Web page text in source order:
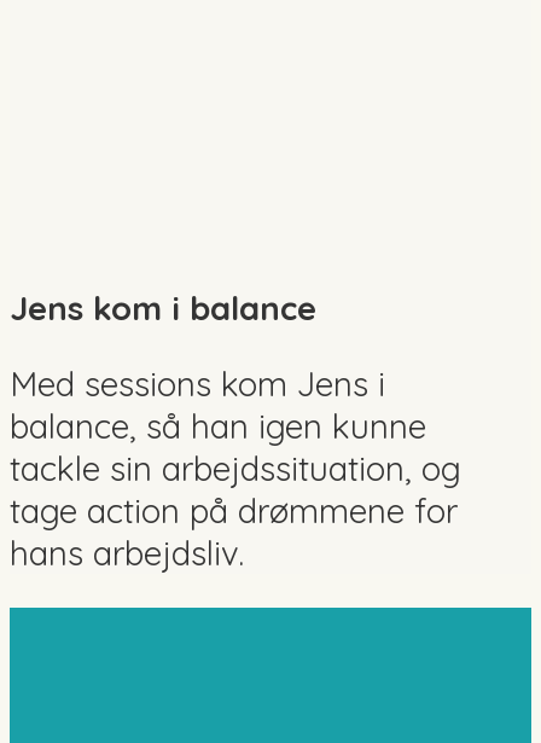
Jens kom i balance
Med sessions kom Jens i
balance, så han igen kunne
tackle sin arbejdssituation, og
tage action på drømmene for
hans arbejdsliv.